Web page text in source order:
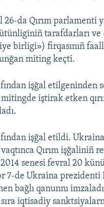
26-da Qırım parlamenti
tarafdarları ve
birligi») firqasınıñ
miting keçti.
işğal etilgeninden
mitingde iştirak etken
işğal etildi.
Qırım işğaliniñ
2014 senesi fevral 20
7-de Ukraina prezidenti
bağlı qanunnı
iqtisadiy